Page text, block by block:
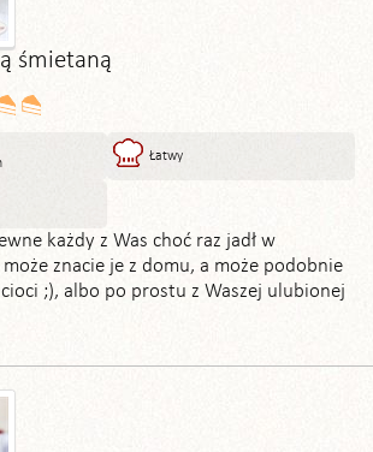
śmietaną
Łatwy
każdy z Was choć raz jadł w
znacie je z domu, a może podobnie
;), albo po prostu z Waszej ulubionej